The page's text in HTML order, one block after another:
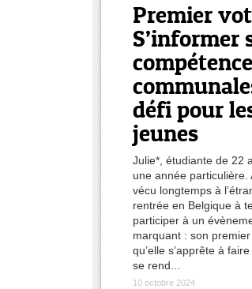
Premier
S’informer
défi pour
jeunes
Julie*, étudiante de 22
une année particulière.
vécu longtemps à
rentrée en Belgique à
participer à un
marquant : son
qu’elle s’apprête à
se rend...
10 octobre 2024